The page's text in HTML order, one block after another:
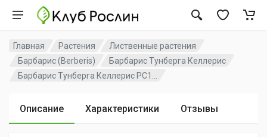
Главная Растения
Лиственные растения
Барбарис (Berberis)
Барбарис Тунберга Келлерис
Барбарис Тунберга Келлерис PC1...
Описание Характеристики Отзывы